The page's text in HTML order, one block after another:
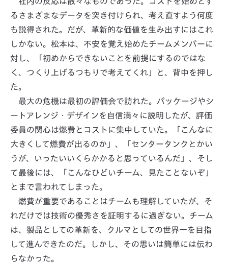
るさまざまなデータを突き付けられ、考え直すよう何度
も説得された。だが、革新的な価値を生み出すにはこれ
しかない。松本は、不安を覚え始めたチームメンバーに
対し、「初めからできないことを前提にするのではな
く、つくり上げるつもりで考えてくれ」と、背中を押し
た。
最大の危機は最初の評価会で訪れた。パッケージやシ
ートアレンジ・デザインを自信満々に説明したが、評価
委員の関心は燃費とコストに集中していた。「こんなに
大きくして燃費が出るのか」、「センタータンクとかい
うが、いったいいくらかかると思っているんだ」、そし
て最後には、「こんなひどいチーム、見たことないぞ」
とまで言われてしまった。
燃費が重要であることはチームも理解していたが、そ
れだけでは技術の優秀さを証明するに過ぎない。チーム
は、製品としての革新を、クルマとしての世界一を目指
して進んできたのだ。しかし、その思いは簡単には伝わ
らなかった。